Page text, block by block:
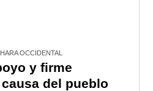
OCCIDENTAL
y firme
del pueblo